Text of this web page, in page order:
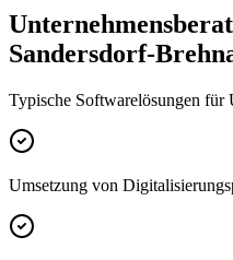
Sandersdorf-
Typische Softwarelösungen für
Umsetzung von